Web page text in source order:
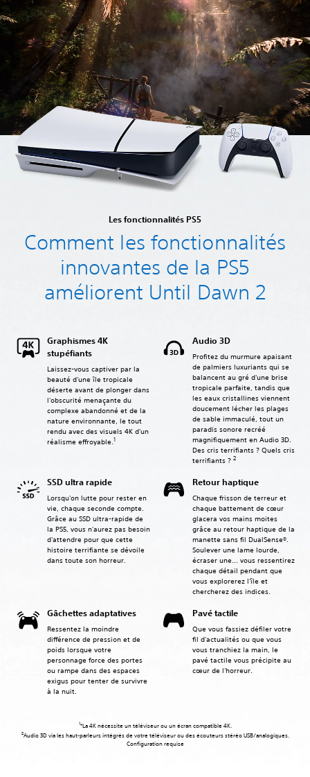
Les fonctionnalités PS5
Comment les fonctionnalités
innovantes de la PS5
améliorent Until Dawn 2
Graphismes 4K
stupéfiants
Laissez-vous captiver par la
beauté d'une île tropicale
déserte avant de plonger dans
l'obscurité menaçante du
complexe abandonné et de la
nature environnante, le tout
rendu avec des visuels 4K d'un
réalisme effroyable.1
Audio 3D
Profitez du murmure apaisant
de palmiers luxuriants qui se
balancent au gré d'une brise
tropicale parfaite, tandis que
les eaux cristallines viennent
doucement lécher les plages
de sable immaculé, tout un
paradis sonore recréé
magnifiquement en Audio 3D.
Des cris terrifiants ? Quels cris
terrifiants ? 2
SSD ultra rapide
Lorsqu'on lutte pour rester en
vie, chaque seconde compte.
Grâce au SSD ultra-rapide de
la PS5, vous n'aurez pas besoin
d'attendre pour que cette
histoire terrifiante se dévoile
dans toute son horreur.
Retour haptique
Chaque frisson de terreur et
chaque battement de cœur
glacera vos mains moites
grâce au retour haptique de la
manette sans fil DualSense®.
Soulever une lame lourde,
écraser une... vous ressentirez
chaque détail pendant que
vous explorerez l'île et
chercherez des indices.
Gâchettes adaptatives
Ressentez la moindre
différence de pression et de
poids lorsque votre
personnage force des portes
ou rampe dans des espaces
exigus pour tenter de survivre
à la nuit.
Pavé tactile
Que vous fassiez défiler votre
fil d'actualités ou que vous
vous tranchiez la main, le
pavé tactile vous précipite au
cœur de l'horreur.
1*La 4K nécessite un téléviseur ou un écran compatible 4K.
2Audio 3D via les haut-parleurs intégrés de votre téléviseur ou des écouteurs stéréo USB/analogiques.
Configuration requise